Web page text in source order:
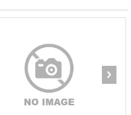
›